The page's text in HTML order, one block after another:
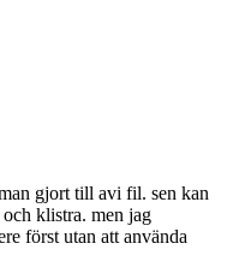
gjort till avi fil. sen kan
klistra. men jag
först utan att använda